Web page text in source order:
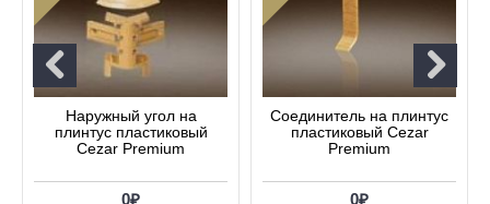
Наружный угол на
плинтус пластиковый
Cezar Premium
0₽
Соединитель на плинтус
пластиковый Cezar
Premium
0₽